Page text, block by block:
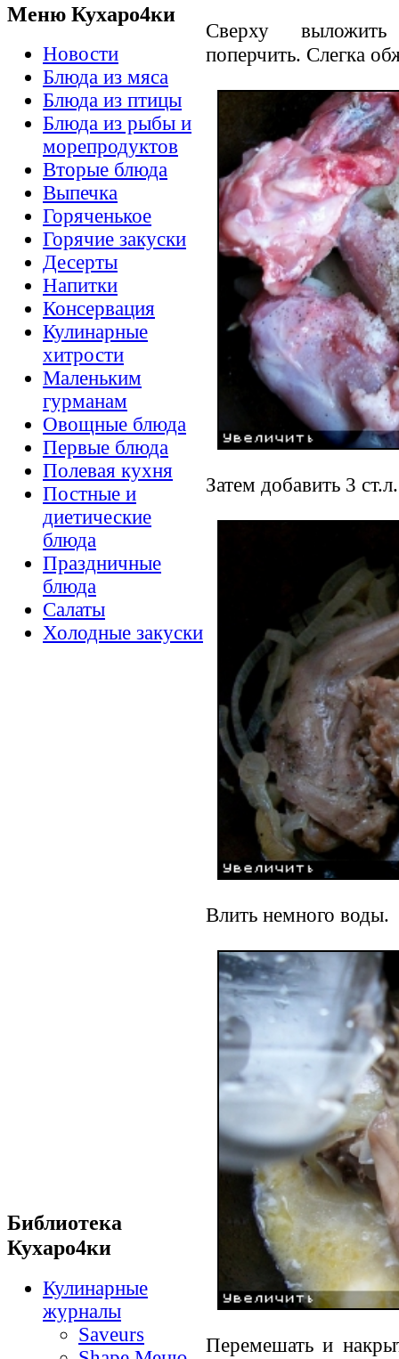
Меню Кухаро4ки
Новости
Блюда из мяса
Блюда из птицы
Блюда из рыбы и
морепродуктов
Вторые блюда
Выпечка
Горяченькое
Горячие закуски
Десерты
Напитки
Консервация
Кулинарные
хитрости
Маленьким
гурманам
Овощные блюда
Первые блюда
Полевая кухня
Постные и
диетические
блюда
Праздничные
блюда
Салаты
Холодные закуски
Библиотека
Кухаро4ки
Кулинарные
журналы
Saveurs
Сверху
поперчить. Слегка
Затем добавить 3
Влить немного воды.
Перемешать и